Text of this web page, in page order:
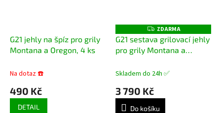
G21 jehly na špíz pro grily
Montana a Oregon, 4 ks
Na dotaz ☎️
490 Kč
DETAIL
Z
D
A
R
ZDARMA
G21 sestava grilovací jehly
pro grily Montana a
Skladem do 24h ✅
3 790 Kč
Do košíku